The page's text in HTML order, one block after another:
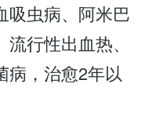
吸虫病、阿米巴
行性出血热、
病，治愈2年以